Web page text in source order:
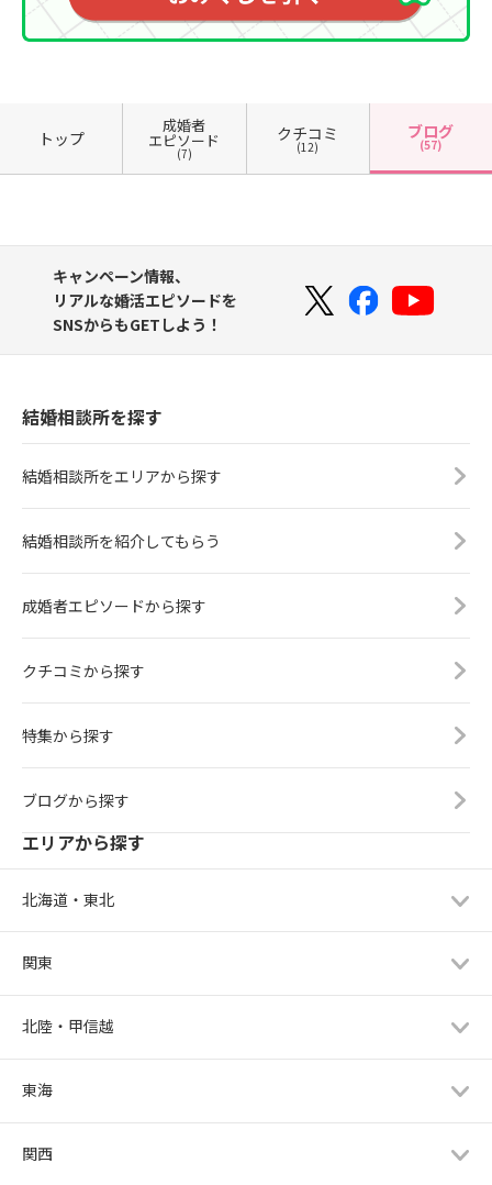
トップ
成婚者
エピソード
(7)
クチコミ
(12)
ブログ
(57)
キャンペーン情報、
リアルな婚活エピソードを
SNSからもGETしよう！
結婚相談所を探す
結婚相談所をエリアから探す
結婚相談所を紹介してもらう
成婚者エピソードから探す
クチコミから探す
特集から探す
ブログから探す
エリアから探す
北海道・東北
関東
北陸・甲信越
東海
関西